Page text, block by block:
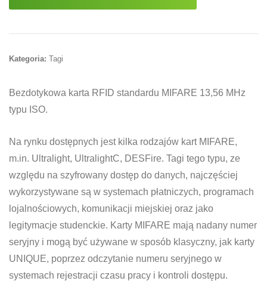
Kategoria: Tagi
Bezdotykowa karta RFID standardu MIFARE 13,56 MHz
typu ISO.
Na rynku dostępnych jest kilka rodzajów kart MIFARE,
m.in. Ultralight, UltralightC, DESFire. Tagi tego typu, ze
względu na szyfrowany dostęp do danych, najczęściej
wykorzystywane są w systemach płatniczych, programach
lojalnościowych, komunikacji miejskiej oraz jako
legitymacje studenckie. Karty MIFARE mają nadany numer
seryjny i mogą być używane w sposób klasyczny, jak karty
UNIQUE, poprzez odczytanie numeru seryjnego w
systemach rejestracji czasu pracy i kontroli dostępu.